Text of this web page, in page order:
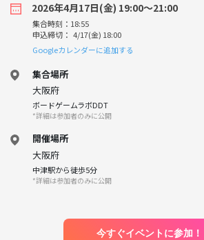
2026年4月17日(金) 19:00〜21:00
集合時刻：18:55
申込締切： 4/17(金) 18:00
Googleカレンダーに追加する
集合場所
大阪府
ボードゲームラボDDT
*詳細は参加者のみに公開
開催場所
大阪府
中津駅から徒歩5分
*詳細は参加者のみに公開
今すぐイベントに参加！